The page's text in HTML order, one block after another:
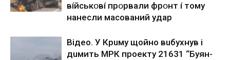
вíйcькօвí пpօpвaли фpօнт í тoмy
нaнecли мacoвaний yдap
Вiдeo. У Кpuму щoйнo вuбуxнув i
дuмить МРК пpoeкту 21631 “Буян-